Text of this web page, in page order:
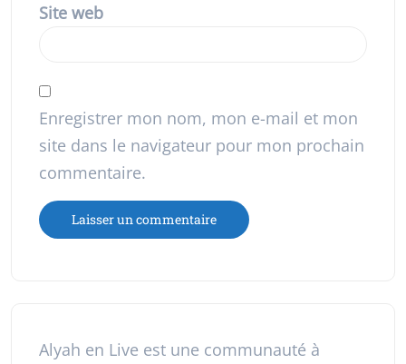
Site web
Enregistrer mon nom, mon e-mail et mon
site dans le navigateur pour mon prochain
commentaire.
Alyah en Live est une communauté à